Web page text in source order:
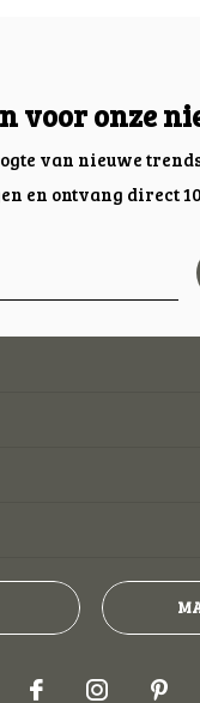
voor onze
van nieuwe
en ontvang direct